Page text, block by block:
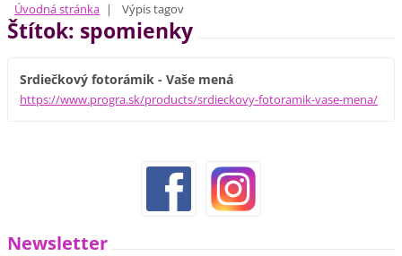
Úvodná stránka | Výpis tagov
Štítok: spomienky
Srdiečkový fotorámik - Vaše mená
https://www.progra.sk/products/srdieckovy-fotoramik-vase-mena/
Newsletter